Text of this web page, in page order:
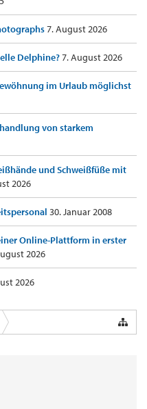
7. August 2026
Delphine?7. August 2026
im Urlaub möglichst
von starkem
und Schweißfüße mit
2026
30. Januar 2008
Online-Plattform in erster
2026
2026